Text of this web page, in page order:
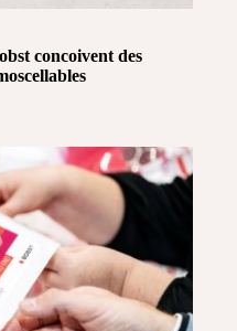
concoivent des